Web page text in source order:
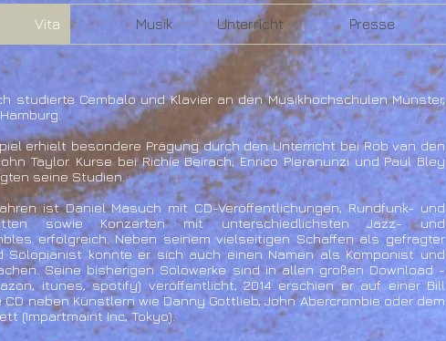
Vita Musik Unterricht Presse
studierte Cembalo und Klavier an den Musikhochschulen Münster,
erhielt besondere Prägung durch den Unterricht bei Rob van den
Taylor. Kurse bei Richie Beirach, Enrico Pieranunzi und Paul Bley
seine Studien.
ist Daniel Masuch mit CD-Veröffentlichungen, Rundfunk- und
sowie Konzerten mit unterschiedlichsten Jazz- und
erfolgreich. Neben seinem vielseitigen Schaffen als gefragter
Solopianist konnte er sich auch einen Namen als Komponist und
Seine bisherigen Solowerke sind in allen großen Download -
itunes, spotify) veröffentlicht; 2014 erschien er auf einer Bill
CD neben Künstlern wie Danny Gottlieb, John Abercrombie oder dem
(Impartmaint Inc, Tokyo).